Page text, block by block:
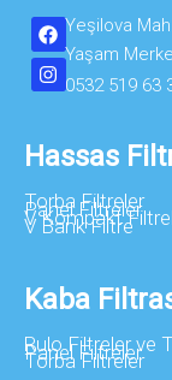
Yeşilova
Yaşam
0532 519 63
Hassas
Torba Filtreler
Panel Filtreler
V Kompakt
V Bank Filtre
Kaba
Rulo Filtreler ve
Panel Filtreler
Torba Filtreler